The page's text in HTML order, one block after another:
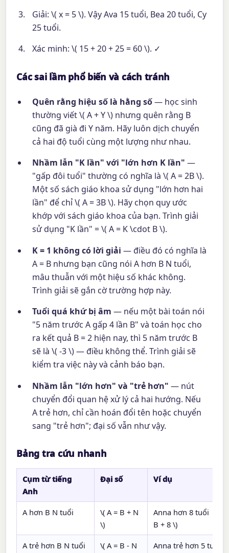
Giải: \( x = 5 \). Vậy Ava 15 tuổi, Bea 20 tuổi, Cy
25 tuổi.
Xác minh: \( 15 + 20 + 25 = 60 \). ✓
Các sai lầm phổ biến và cách tránh
Quên rằng hiệu số là hằng số— học sinh
thường viết \( A + Y \) nhưng quên rằng B
cũng đã già đi Y năm. Hãy luôn dịch chuyển
cả hai độ tuổi cùng một lượng như nhau.
Nhầm lẫn "K lần" với "lớn hơn K lần" —
"gấp đôi tuổi" thường có nghĩa là \( A = 2B \).
Một số sách giáo khoa sử dụng "lớn hơn hai
lần" để chỉ \( A = 3B \). Hãy chọn quy ước
khớp với sách giáo khoa của bạn. Trình giải
sử dụng "K lần" = \( A = K \cdot B \).
K = 1 không có lời giải — điều đó có nghĩa là
A = B nhưng bạn cũng nói A hơn B N tuổi,
mâu thuẫn với một hiệu số khác không.
Trình giải sẽ gắn cờ trường hợp này.
Tuổi quá khứ bị âm — nếu một bài toán nói
"5 năm trước A gấp 4 lần B" và toán học cho
ra kết quả B = 2 hiện nay, thì 5 năm trước B
sẽ là \( -3 \) — điều không thể. Trình giải sẽ
kiểm tra việc này và cảnh báo bạn.
Nhầm lẫn "lớn hơn" và "trẻ hơn" — nút
chuyển đổi quan hệ xử lý cả hai hướng. Nếu
A trẻ hơn, chỉ cần hoán đổi tên hoặc chuyển
sang "trẻ hơn"; đại số vẫn như vậy.
Bảng tra cứu nhanh
Cụm từ tiếng
Anh
Đại số Ví dụ
A hơn B N tuổi
\( A = B + N
\)
Anna hơn 8 tuổi → \(
B + 8 \)
A trẻ hơn B N tuổi
\( A = B - N
Anna trẻ hơn 5 tuổi